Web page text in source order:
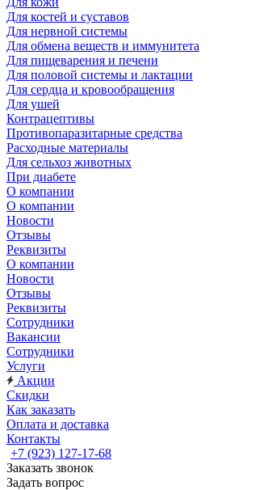
Для костей и суставов
Для нервной системы
Для обмена веществ и иммунитета
Для пищеварения и печени
Для половой системы и лактации
Для сердца и кровообращения
Для ушей
Контрацептивы
Противопаразитарные средства
Расходные материалы
Для сельхоз животных
При диабете
О компании
О компании
Новости
Отзывы
Реквизиты
О компании
Новости
Отзывы
Реквизиты
Сотрудники
Вакансии
Сотрудники
Услуги
Акции
Скидки
Как заказать
Оплата и доставка
Контакты
+7 (923) 127-17-68
Заказать звонок
Задать вопрос